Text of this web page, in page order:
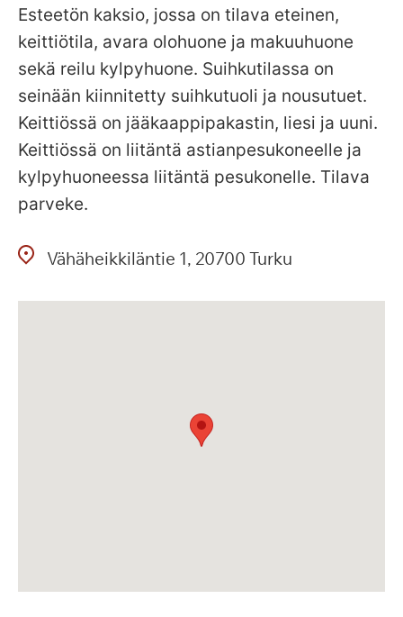
Esteetön kaksio, jossa on tilava eteinen,
keittiötila, avara olohuone ja makuuhuone
sekä reilu kylpyhuone. Suihkutilassa on
seinään kiinnitetty suihkutuoli ja nousutuet.
Keittiössä on jääkaappipakastin, liesi ja uuni.
Keittiössä on liitäntä astianpesukoneelle ja
kylpyhuoneessa liitäntä pesukonelle. Tilava
parveke.
Vähäheikkiläntie 1 20700 Turku